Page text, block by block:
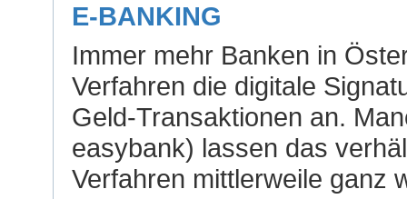
E-BANKING
Immer mehr Banken in
Verfahren die digitale
Geld-Transaktionen an.
easybank) lassen das
Verfahren mittlerweile ganz